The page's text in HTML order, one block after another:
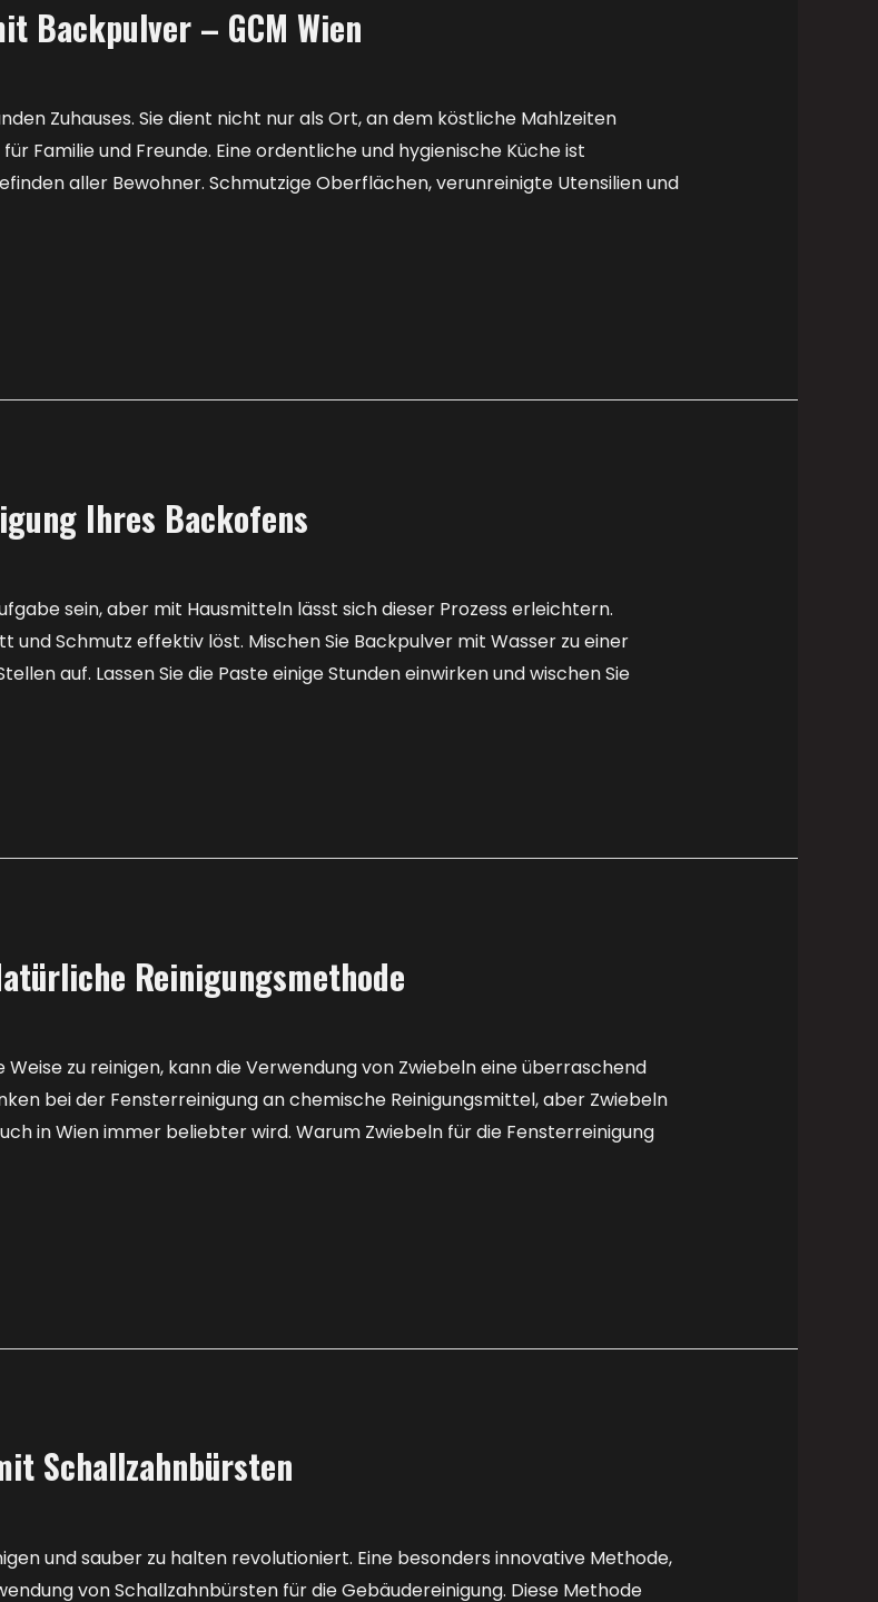
Backpulver – GCM Wien
Zuhauses. Sie dient nicht nur als Ort, an dem köstliche Mahlzeiten
Familie und Freunde. Eine ordentliche und hygienische Küche ist
aller Bewohner. Schmutzige Oberflächen, verunreinigte Utensilien und
Ihres Backofens
sein, aber mit Hausmitteln lässt sich dieser Prozess erleichtern.
und Schmutz effektiv löst. Mischen Sie Backpulver mit Wasser zu einer
auf. Lassen Sie die Paste einige Stunden einwirken und wischen Sie
Reinigungsmethode
zu reinigen, kann die Verwendung von Zwiebeln eine überraschend
bei der Fensterreinigung an chemische Reinigungsmittel, aber Zwiebeln
in Wien immer beliebter wird. Warum Zwiebeln für die Fensterreinigung
Schallzahnbürsten
und sauber zu halten revolutioniert. Eine besonders innovative Methode,
von Schallzahnbürsten für die Gebäudereinigung. Diese Methode